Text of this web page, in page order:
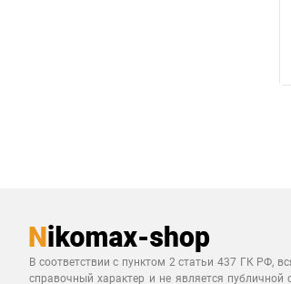
В соответствии с пунктом 2 статьи 437 ГК РФ,
справочный характер и не является публичной